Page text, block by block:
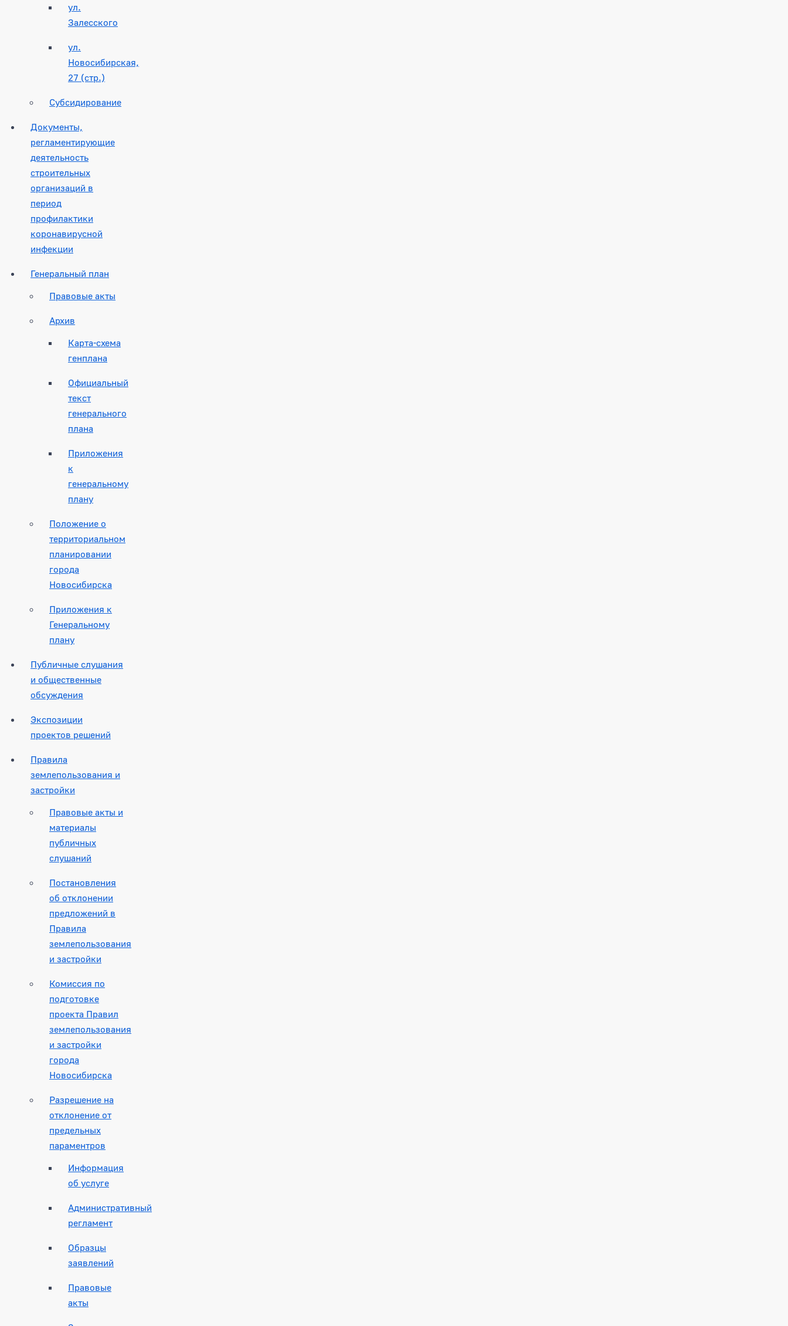
ул.
Залесского
ул.
Новосибирская,
27 (стр.)
Субсидирование
Документы,
регламентирующие
деятельность
строительных
организаций в
период
профилактики
коронавирусной
инфекции
Генеральный план
Правовые акты
Архив
Карта-схема
генплана
Официальный
текст
генерального
плана
Приложения
к
генеральному
плану
Положение о
территориальном
планировании
города
Новосибирска
Приложения к
Генеральному
плану
Публичные слушания
и общественные
обсуждения
Экспозиции
проектов решений
Правила
землепользования и
застройки
Правовые акты и
материалы
публичных
слушаний
Постановления
об отклонении
предложений в
Правила
землепользования
и застройки
Комиссия по
подготовке
проекта Правил
землепользования
и застройки
города
Новосибирска
Разрешение на
отклонение от
предельных
параментров
Информация
об услуге
Административный
регламент
Образцы
заявлений
Правовые
акты